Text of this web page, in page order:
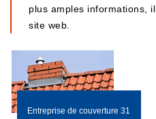
plus amples informations,
site web.
Entreprise de couverture 31